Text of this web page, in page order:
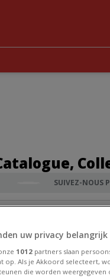
SUIVEZ-NOUS
Chaussures et
uw privacy belangrijk
1012 partners slaan
op. Als je Akkoord selecteert,
die worden weergegeven